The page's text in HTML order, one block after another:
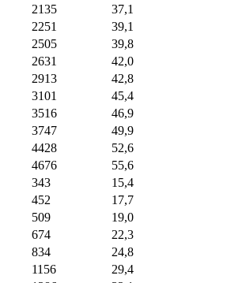
2135
37,1
2251
39,1
2505
39,8
2631
42,0
2913
42,8
3101
45,4
3516
46,9
3747
49,9
4428
52,6
4676
55,6
343
15,4
452
17,7
509
19,0
674
22,3
834
24,8
1156
29,4